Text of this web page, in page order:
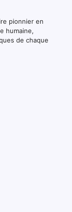
pionnier en
humaine,
de chaque